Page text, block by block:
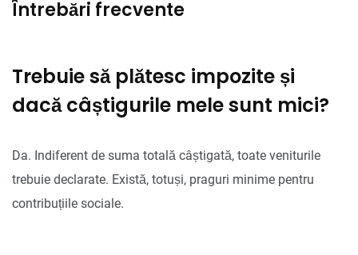
Întrebări frecvente
Trebuie să plătesc impozite și
dacă câștigurile mele sunt mici?
Da. Indiferent de suma totală câștigată, toate veniturile
trebuie declarate. Există, totuși, praguri minime pentru
contribuțiile sociale.